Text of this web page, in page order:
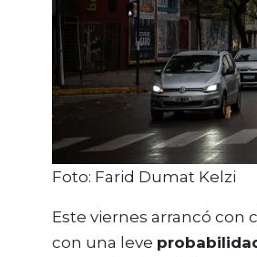
Foto: Farid Dumat Kelzi
Este viernes arrancó con
con una leve